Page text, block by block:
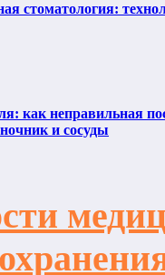
стоматология:
как неправильная
и сосуды